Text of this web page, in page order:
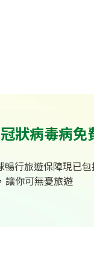
狀病毒病免
暢行旅遊保障現已
讓你可無憂旅遊